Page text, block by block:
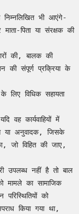
निम्नलिखित भी आएंगे-
पिता या संरक्षक की
की, बालक की
की संपूर्ण प्रक्रिया के
विधिक सहायता
कार्यवाहियों में
या अनुवादक, जिसके
जो विहित की जाए,
उपलब्ध नहीं है तो बाल
मामले का सामाजिक
को
किया गया था,